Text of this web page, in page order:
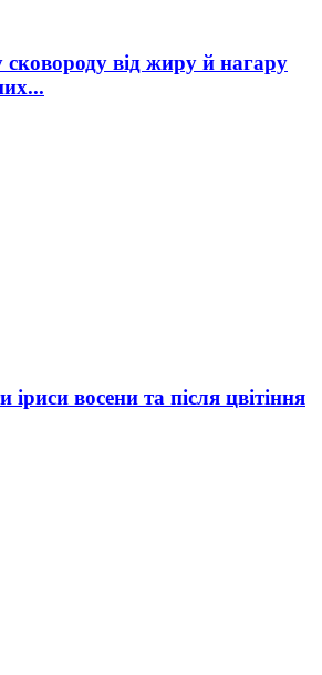
сковороду від жиру й нагару
іриси восени та після цвітіння